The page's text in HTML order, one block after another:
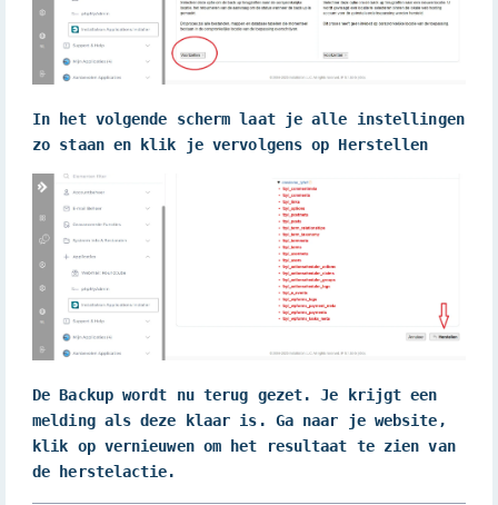
In het volgende scherm laat je alle instellingen
zo staan en klik je vervolgens op Herstellen
De Backup wordt nu terug gezet. Je krijgt een
melding als deze klaar is. Ga naar je website,
klik op vernieuwen om het resultaat te zien van
de herstelactie.